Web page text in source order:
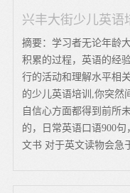
兴丰大街少儿英语
摘要：学习者无论年龄
积累的过程，英语的经
行的活动和理解水平相
的少儿英语培训,你突然
自信心方面都得到前所
的，日常英语口语900
文书 对于英文读物会急